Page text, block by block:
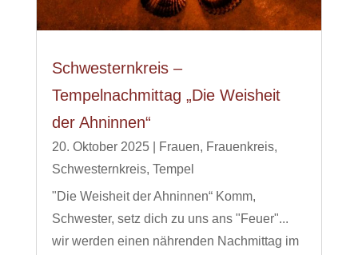
Schwesternkreis –
Tempelnachmittag „Die Weisheit
der Ahninnen“
20. Oktober 2025| Frauen, Frauenkreis,
Schwesternkreis, Tempel
"Die Weisheit der Ahninnen“ Komm,
Schwester, setz dich zu uns ans "Feuer"...
wir werden einen nährenden Nachmittag im